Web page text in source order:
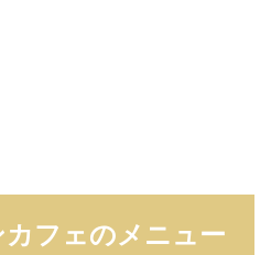
フェのメニュー